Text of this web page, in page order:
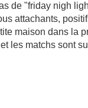
de "friday nigh
attachants,
maison dans la
les matchs sont